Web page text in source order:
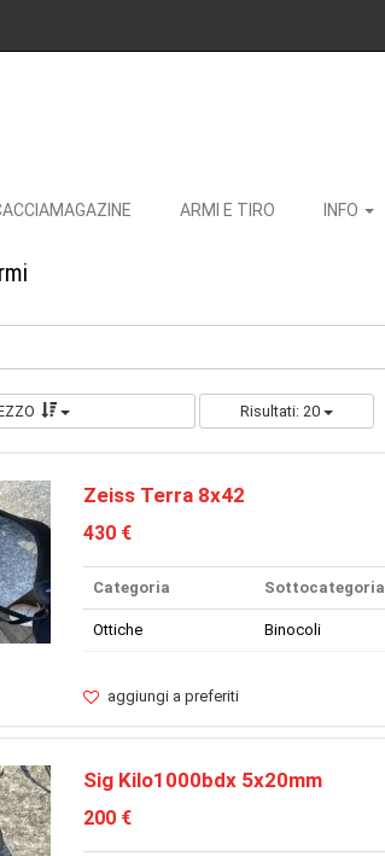
ARMI E TIRO INFO
Risultati: 20
Zeiss Terra 8x42
430 €
Categoria Sottocategoria
Ottiche Binocoli
aggiungi a preferiti
Sig Kilo1000bdx 5x20mm
200 €